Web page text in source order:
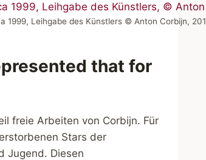
1999, Leihgabe des Künstlers © Anton Corbijn,
that for
freie Arbeiten von Corbijn. Für
Stars der
Jugend. Diesen